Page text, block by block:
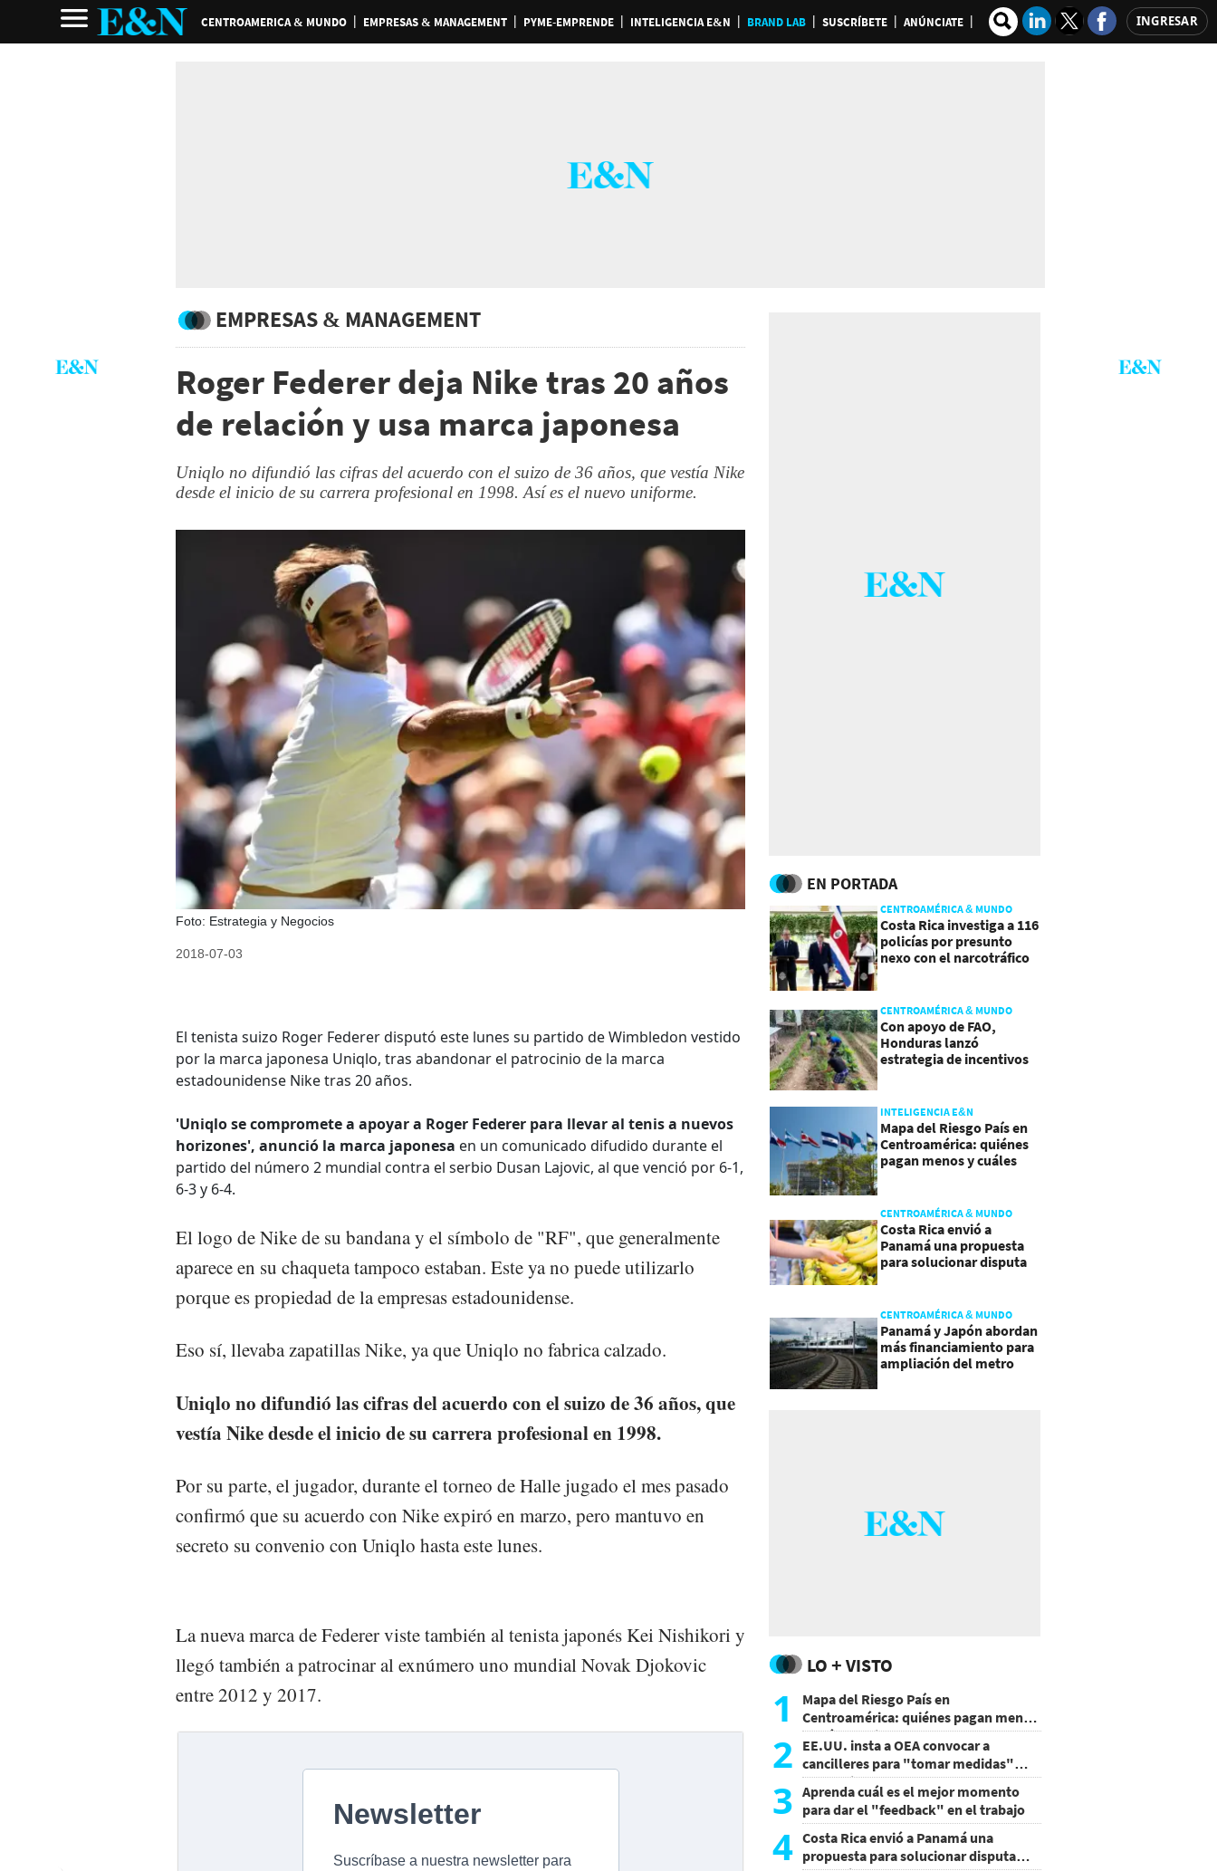
CENTROAMERICA & MUNDO EMPRESAS & MANAGEMENT PYME-EMPRENDE INTELIGENCIA E&N BRAND LAB SUSCRÍBETE ANÚNCIATE INGRESAR
EMPRESAS & MANAGEMENT
Roger Federer deja Nike tras 20 años
de relación y usa marca japonesa
Uniqlo no difundió las cifras del acuerdo con el suizo de 36 años, que vestía Nike
desde el inicio de su carrera profesional en 1998. Así es el nuevo uniforme.
Foto: Estrategia y Negocios
2018-07-03
El tenista suizo Roger Federer disputó este lunes su partido de Wimbledon vestido
por la marca japonesa Uniqlo, tras abandonar el patrocinio de la marca
estadounidense Nike tras 20 años.
'Uniqlo se compromete a apoyar a Roger Federer para llevar al tenis a nuevos
horizones', anunció la marca japonesa en un comunicado difudido durante el
partido del número 2 mundial contra el serbio Dusan Lajovic, al que venció por 6-1,
6-3 y 6-4.
El logo de Nike de su bandana y el símbolo de "RF", que generalmente
aparece en su chaqueta tampoco estaban. Este ya no puede utilizarlo
porque es propiedad de la empresas estadounidense.
Eso sí, llevaba zapatillas Nike, ya que Uniqlo no fabrica calzado.
Uniqlo no difundió las cifras del acuerdo con el suizo de 36 años, que
vestía Nike desde el inicio de su carrera profesional en 1998.
Por su parte, el jugador, durante el torneo de Halle jugado el mes pasado
confirmó que su acuerdo con Nike expiró en marzo, pero mantuvo en
secreto su convenio con Uniqlo hasta este lunes.
La nueva marca de Federer viste también al tenista japonés Kei Nishikori y
llegó también a patrocinar al exnúmero uno mundial Novak Djokovic
entre 2012 y 2017.
EN PORTADA
CENTROAMÉRICA & MUNDO
Costa Rica investiga a 116
policías por presunto
nexo con el narcotráfico
CENTROAMÉRICA & MUNDO
Con apoyo de FAO,
Honduras lanzó
estrategia de incentivos
INTELIGENCIA E&N
Mapa del Riesgo País en
Centroamérica: quiénes
pagan menos y cuáles
CENTROAMÉRICA & MUNDO
Costa Rica envió a
Panamá una propuesta
para solucionar disputa
CENTROAMÉRICA & MUNDO
Panamá y Japón abordan
más financiamiento para
ampliación del metro
LO + VISTO
1
Mapa del Riesgo País en
Centroamérica: quiénes pagan menos
y cuáles mejoraron
2 EE.UU. insta a OEA convocar a
cancilleres para "tomar medidas"
sobre Nicaragua
3 Aprenda cuál es el mejor momento
para dar el "feedback" en el trabajo
4 Costa Rica envió a Panamá una
propuesta para solucionar disputa